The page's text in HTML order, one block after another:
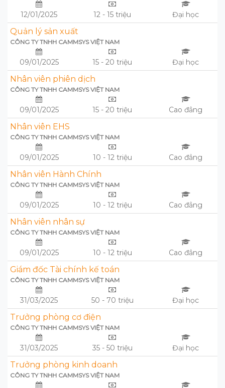
12/01/2025 12 - 15 triệu Đại học
Quản lý sản xuất
CÔNG TY TNHH CAMMSYS VIỆT NAM
09/01/2025 15 - 20 triệu Đại học
Nhân viên phiên dịch
CÔNG TY TNHH CAMMSYS VIỆT NAM
09/01/2025 15 - 20 triệu Cao đẳng
Nhân viên EHS
CÔNG TY TNHH CAMMSYS VIỆT NAM
09/01/2025 10 - 12 triệu Cao đẳng
Nhân viên Hành Chính
CÔNG TY TNHH CAMMSYS VIỆT NAM
09/01/2025 10 - 12 triệu Cao đẳng
Nhân viên nhân sự
CÔNG TY TNHH CAMMSYS VIỆT NAM
09/01/2025 10 - 12 triệu Cao đẳng
Giám đốc Tài chính kế toán
CÔNG TY TNHH CAMMSYS VIỆT NAM
31/03/2025 50 - 70 triệu Đại học
Trưởng phòng cơ điện
CÔNG TY TNHH CAMMSYS VIỆT NAM
31/03/2025 35 - 50 triệu Đại học
Trưởng phòng kinh doanh
CÔNG TY TNHH CAMMSYS VIỆT NAM